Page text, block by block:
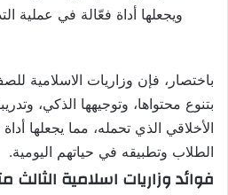
ويجعلها أداة فعّالة في عملية
باختصار، فإن وزاريات الاسلامية
بتنوع محتواها، وتوجيهها الذكي،
الأخلاقي الذي تحمله، مما يجعلها
الطلاب وتطبيقه في حياتهم اليومية.
فوائد وزاريات اسلامية